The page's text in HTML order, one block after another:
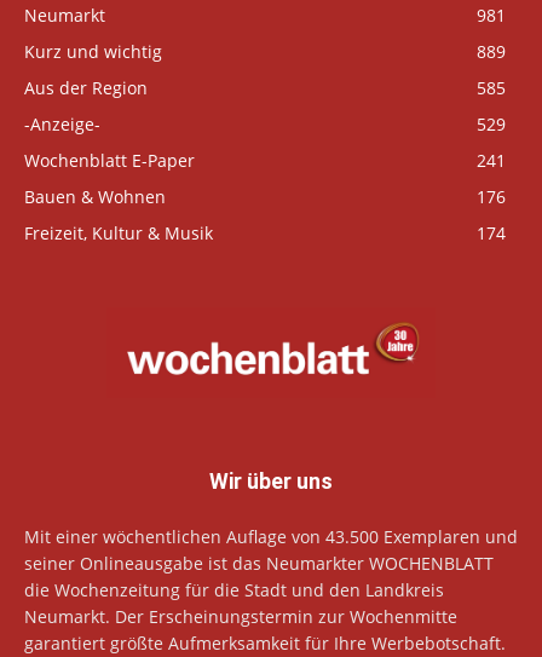
Neumarkt
981
Kurz und wichtig
889
Aus der Region
585
-Anzeige-
529
Wochenblatt E-Paper
241
Bauen & Wohnen
176
Freizeit, Kultur & Musik
174
Wir über uns
Mit einer wöchentlichen Auflage von 43.500 Exemplaren und
seiner Onlineausgabe ist das Neumarkter WOCHENBLATT
die Wochenzeitung für die Stadt und den Landkreis
Neumarkt. Der Erscheinungstermin zur Wochenmitte
garantiert größte Aufmerksamkeit für Ihre Werbebotschaft.